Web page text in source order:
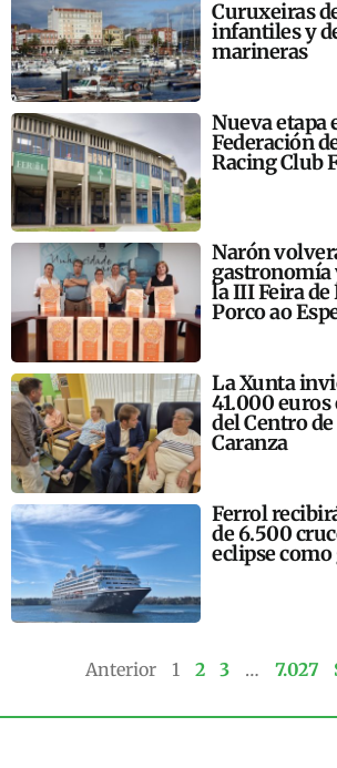
Curuxeiras
infantiles y
marineras
Nueva etapa
Federación
Racing Club
Narón
gastronomía
la III Feira
Porco ao
La Xunta
41.000
del Centro
Caranza
Ferrol
de 6.500
eclipse
Anterior 1 2 3 … 7.027